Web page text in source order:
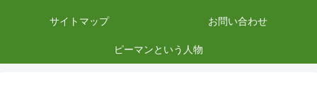
サイトマップ お問い合わせ
ピーマンという人物